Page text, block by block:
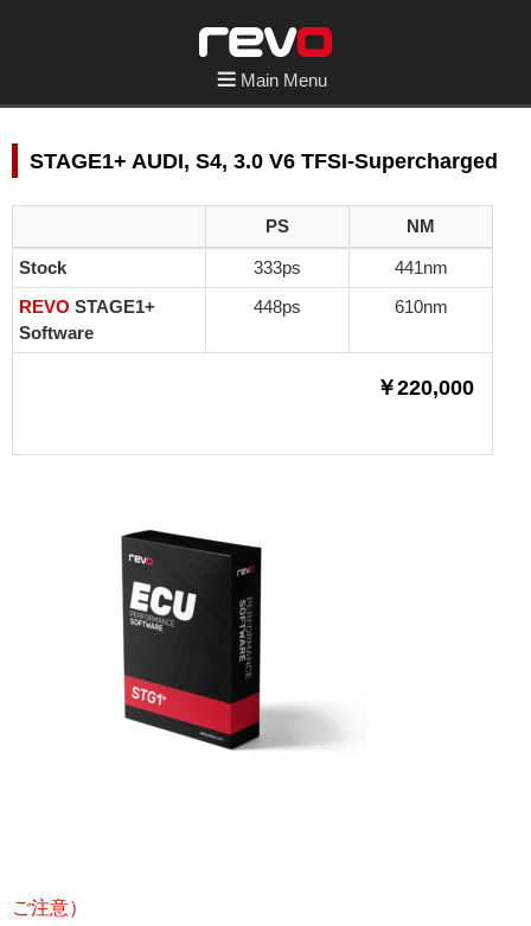
Main Menu
STAGE1+ AUDI, S4, 3.0 V6 TFSI-Supercharged
PS NM
Stock 333ps
441nm
REVO STAGE1+
Software
448ps 610nm
￥220,000
ご注意）